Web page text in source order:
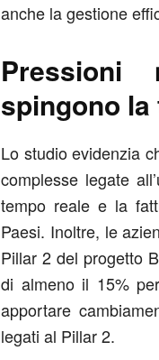
anche la gestione
Pressioni
spingono
Lo studio evidenzia
complesse legate
tempo reale e la
Paesi. Inoltre, le
Pillar 2 del progetto
di almeno il 15%
apportare
legati al Pillar 2.